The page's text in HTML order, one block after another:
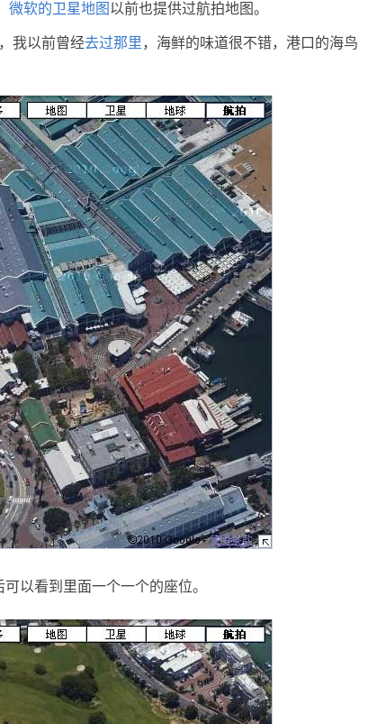
微软的卫星地图 以前也提供过航拍地图。
我以前曾经去过那里，海鲜的味道很不错，港口的海鸟
看到里面一个一个的座位。